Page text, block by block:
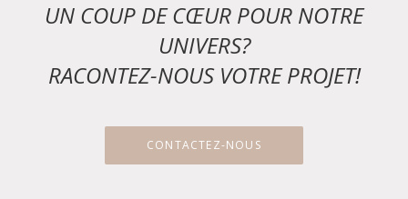
UN COUP DE CŒUR POUR NOTRE
UNIVERS?
RACONTEZ-NOUS VOTRE PROJET!
CONTACTEZ-NOUS